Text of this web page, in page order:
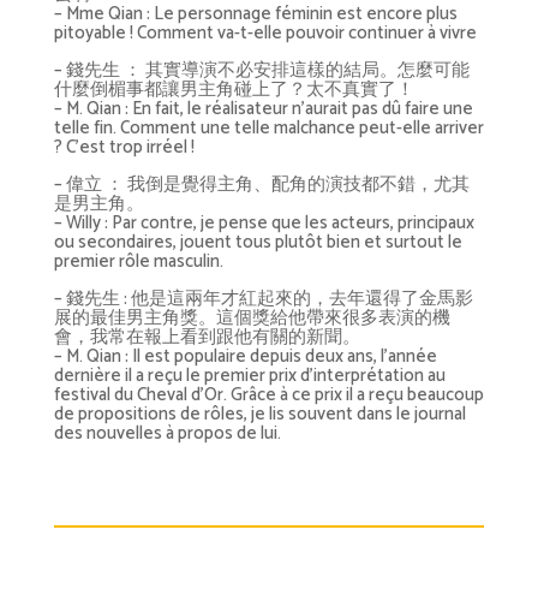
– Mme Qian : Le personnage féminin est encore plus
pitoyable ! Comment va-t-elle pouvoir continuer à vivre
– 錢先生 ： 其實導演不必安排這樣的結局。怎麼可能
什麼倒楣事都讓男主角碰上了？太不真實了！
– M. Qian : En fait, le réalisateur n’aurait pas dû faire une
telle fin. Comment une telle malchance peut-elle arriver
? C’est trop irréel !
– 偉立 ： 我倒是覺得主角、配角的演技都不錯，尤其
是男主角。
– Willy : Par contre, je pense que les acteurs, principaux
ou secondaires, jouent tous plutôt bien et surtout le
premier rôle masculin.
– 錢先生 : 他是這兩年才紅起來的，去年還得了金馬影
展的最佳男主角獎。這個獎給他帶來很多表演的機
會，我常在報上看到跟他有關的新聞。
– M. Qian : Il est populaire depuis deux ans, l’année
dernière il a reçu le premier prix d’interprétation au
festival du Cheval d’Or. Grâce à ce prix il a reçu beaucoup
de propositions de rôles, je lis souvent dans le journal
des nouvelles à propos de lui.